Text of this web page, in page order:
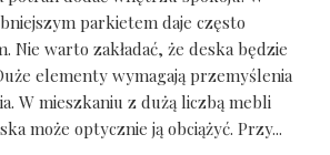
parkietem daje często
Nie warto zakładać, że deska będzie
elementy wymagają przemyślenia
W mieszkaniu z dużą liczbą mebli
może optycznie ją obciążyć. Przy...